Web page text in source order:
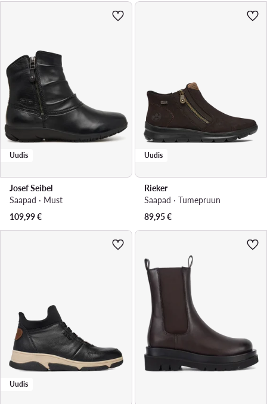
Uudis
Josef Seibel
Saapad · Must
109,99€
Uudis
Rieker
Saapad · Tumepruun
89,95€
Uudis